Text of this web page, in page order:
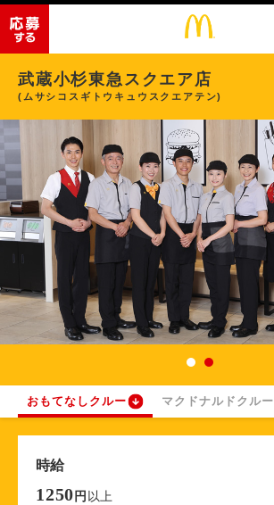
武蔵小杉東急スクエア店
(ムサシコスギトウキュウスクエアテン)
おもてなしクルー マクドナルドクルー
時給
1250 円 以上